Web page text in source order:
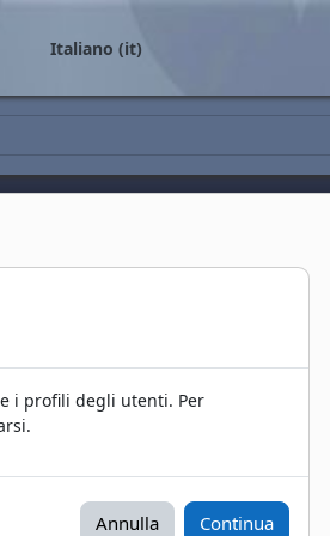
Italiano ‎(it)‎
i profili degli utenti. Per
Annulla Continua